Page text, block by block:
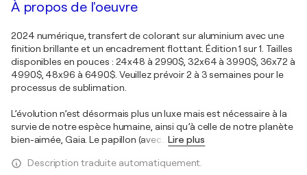
À propos de l'oeuvre
2024 numérique, transfert de colorant sur aluminium avec une
finition brillante et un encadrement flottant. Édition 1 sur 1. Tailles
disponibles en pouces : 24x48 à 2990$, 32x64 à 3990$, 36x72 à
4990$, 48x96 à 6490$. Veuillez prévoir 2 à 3 semaines pour le
processus de sublimation.
L’évolution n’est désormais plus un luxe mais est nécessaire à la
survie de notre espèce humaine, ainsi qu’à celle de notre planète
bien-aimée, Gaia. Le papillon (avec
Lire plus
Description traduite automatiquement.